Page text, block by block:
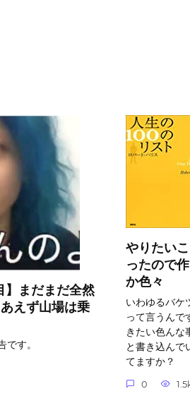
】まだまだ全然
えず山場は乗
です。
やりたい
ったので
か色々
いわゆるバケ
って言うんで
きたい色んな
と書き込んで
てますか？
0